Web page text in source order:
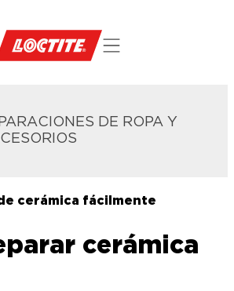
DE ROPA Y
cerámica fácilmente
cerámica